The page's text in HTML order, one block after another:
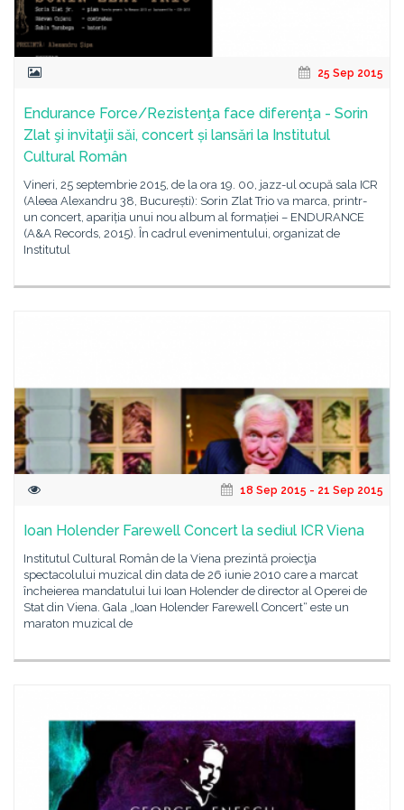
25 Sep 2015
Endurance Force/Rezistenţa face diferenţa - Sorin
Zlat şi invitaţii săi, concert și lansări la Institutul
Cultural Român
Vineri, 25 septembrie 2015, de la ora 19. 00, jazz-ul ocupă sala ICR
(Aleea Alexandru 38, București): Sorin Zlat Trio va marca, printr-
un concert, apariția unui nou album al formației – ENDURANCE
(A&A Records, 2015). În cadrul evenimentului, organizat de
Institutul
18 Sep 2015 - 21 Sep 2015
Ioan Holender Farewell Concert la sediul ICR Viena
Institutul Cultural Român de la Viena prezintă proiecţia
spectacolului muzical din data de 26 iunie 2010 care a marcat
încheierea mandatului lui Ioan Holender de director al Operei de
Stat din Viena. Gala „Ioan Holender Farewell Concert“ este un
maraton muzical de